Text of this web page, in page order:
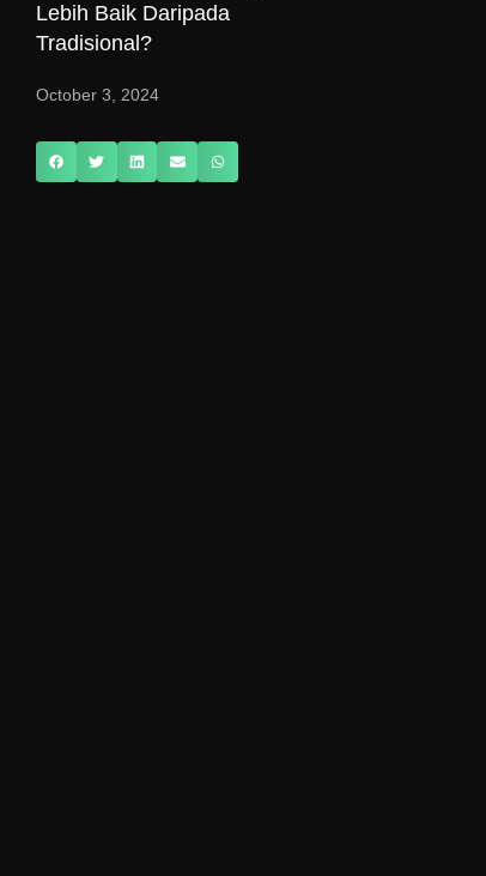
Lebih Baik Daripada
Tradisional?
October 3, 2024